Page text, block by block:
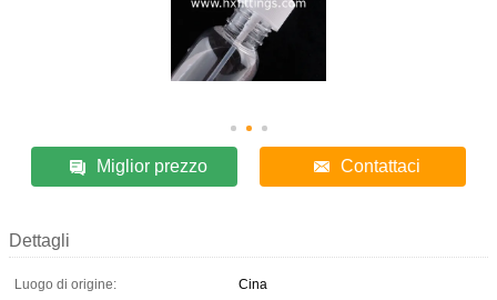
Miglior prezzo Contattaci
Dettagli
Luogo di origine:
Cina